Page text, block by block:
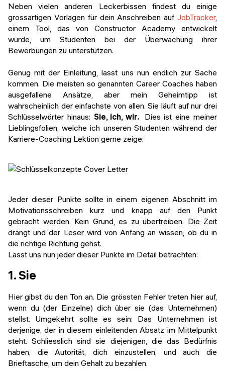
Neben vielen anderen Leckerbissen findest du einige
grossartigen Vorlagen für dein Anschreiben auf JobTracker,
einem Tool, das von Constructor Academy entwickelt
wurde, um Studenten bei der Überwachung ihrer
Bewerbungen zu unterstützen.
Genug mit der Einleitung, lasst uns nun endlich zur Sache
kommen. Die meisten so genannten Career Coaches haben
ausgefallene Ansätze, aber mein Geheimtipp ist
wahrscheinlich der einfachste von allen. Sie läuft auf nur drei
Schlüsselwörter hinaus: Sie, ich, wir. Dies ist eine meiner
Lieblingsfolien, welche ich unseren Studenten während der
Karriere-Coaching Lektion gerne zeige:
Jeder dieser Punkte sollte in einem eigenen Abschnitt im
Motivationsschreiben kurz und knapp auf den Punkt
gebracht werden. Kein Grund, es zu übertreiben. Die Zeit
drängt und der Leser wird von Anfang an wissen, ob du in
die richtige Richtung gehst.
Lasst uns nun jeder dieser Punkte im Detail betrachten:
1. Sie
Hier gibst du den Ton an. Die grössten Fehler treten hier auf,
wenn du (der Einzelne) dich über sie (das Unternehmen)
stellst. Umgekehrt sollte es sein: Das Unternehmen ist
derjenige, der in diesem einleitenden Absatz im Mittelpunkt
steht. Schliesslich sind sie diejenigen, die das Bedürfnis
haben, die Autorität, dich einzustellen, und auch die
Brieftasche, um dein Gehalt zu bezahlen.